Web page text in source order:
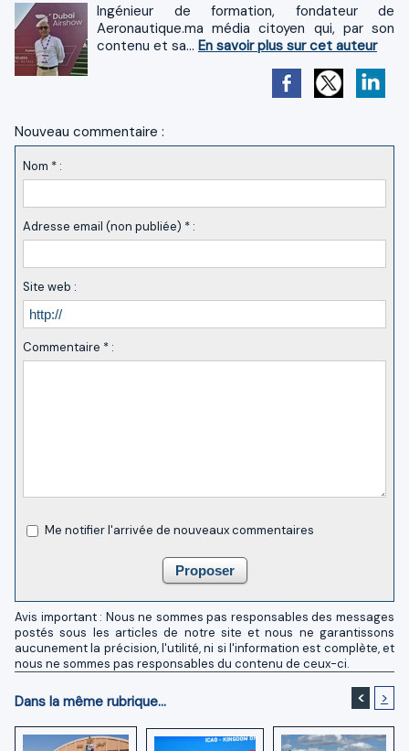
Ingénieur de formation, fondateur de
Aeronautique.ma média citoyen qui, par son
contenu et sa... En savoir plus sur cet auteur
Nouveau commentaire :
Nom * :
Adresse email (non publiée) * :
Site web :
Commentaire * :
Me notifier l'arrivée de nouveaux commentaires
Avis important : Nous ne sommes pas responsables des messages
postés sous les articles de notre site et nous ne garantissons
aucunement la précision, l'utilité, ni si l'information est complète, et
nous ne sommes pas responsables du contenu de ceux-ci.
Dans la même rubrique... < >